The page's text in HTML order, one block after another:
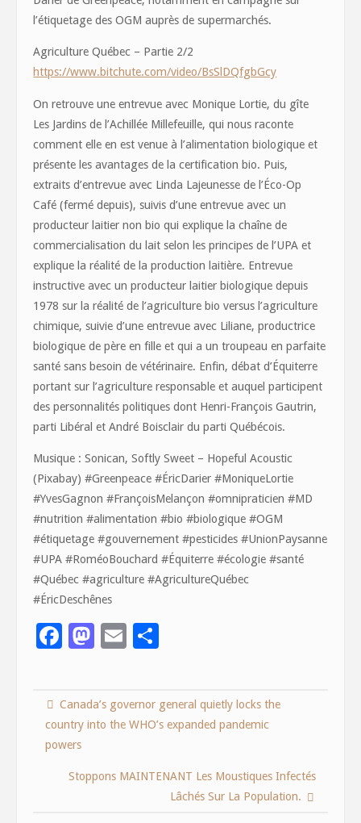
l’étiquetage des OGM auprès de supermarchés.
Agriculture Québec – Partie 2/2
https://www.bitchute.com/video/BsSlDQfgbGcy
On retrouve une entrevue avec Monique Lortie, du gîte
Les Jardins de l’Achillée Millefeuille, qui nous raconte
comment elle en est venue à l’alimentation biologique et
présente les avantages de la certification bio. Puis,
extraits d’entrevue avec Linda Lajeunesse de l’Éco-Op
Café (fermé depuis), suivis d’une entrevue avec un
producteur laitier non bio qui explique la chaîne de
commercialisation du lait selon les principes de l’UPA et
explique la réalité de la production laitière. Entrevue
instructive avec un producteur laitier biologique depuis
1978 sur la réalité de l’agriculture bio versus l’agriculture
chimique, suivie d’une entrevue avec Liliane, productrice
biologique de père en fille et qui a un troupeau en parfaite
santé sans besoin de vétérinaire. Enfin, débat d’Équiterre
portant sur l’agriculture responsable et auquel participent
des personnalités politiques dont Henri-François Gautrin,
parti Libéral et André Boisclair du parti Québécois.
Musique : Sonican, Softly Sweet – Hopeful Acoustic
(Pixabay) #Greenpeace #ÉricDarier #MoniqueLortie
#YvesGagnon #FrançoisMelançon #omnipraticien #MD
#nutrition #alimentation #bio #biologique #OGM
#étiquetage #gouvernement #pesticides #UnionPaysanne
#UPA #RoméoBouchard #Équiterre #écologie #santé
#Québec #agriculture #AgricultureQuébec
#ÉricDeschênes
F
b
o
o
k
M
d
o
E
l
e
Canada’s governor general quietly locks the
country into the WHO’s expanded pandemic
powers
Stoppons MAINTENANT Les Moustiques Infectés
Lâchés Sur La Population.